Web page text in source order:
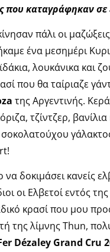
που καταγράφηκαν σε
πάλι οι
ένα μεσημέρι
λουκάνικα και
που θα ταίριαζε
της Αργεντινής.
τζίντζερ,
να δοκιμάσει κανείς
οι Ελβετοί εντός
κρασί που μου
της λίμνης Thun,
Dézaley Grand Cru